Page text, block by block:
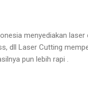
menyediakan
dll Laser Cutting
pun lebih rapi .